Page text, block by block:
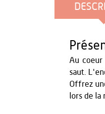
Au
saut.
Offrez
lors de la